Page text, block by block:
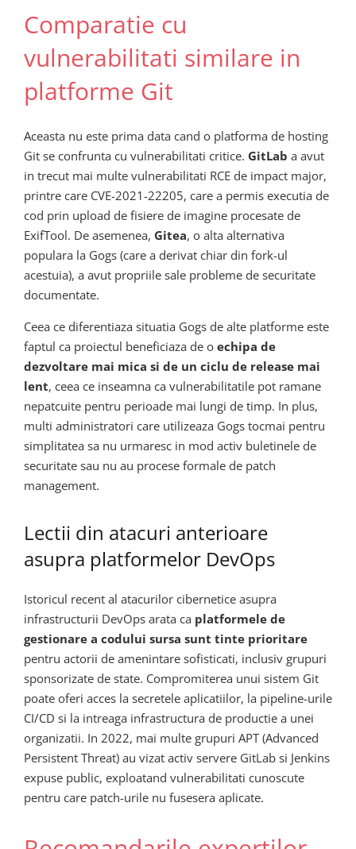
Comparatie cu
vulnerabilitati similare in
platforme Git
Aceasta nu este prima data cand o platforma de hosting
Git se confrunta cu vulnerabilitati critice. GitLab a avut
in trecut mai multe vulnerabilitati RCE de impact major,
printre care CVE-2021-22205, care a permis executia de
cod prin upload de fisiere de imagine procesate de
ExifTool. De asemenea, Gitea, o alta alternativa
populara la Gogs (care a derivat chiar din fork-ul
acestuia), a avut propriile sale probleme de securitate
documentate.
Ceea ce diferentiaza situatia Gogs de alte platforme este
faptul ca proiectul beneficiaza de o echipa de
dezvoltare mai mica si de un ciclu de release mai
lent, ceea ce inseamna ca vulnerabilitatile pot ramane
nepatcuite pentru perioade mai lungi de timp. In plus,
multi administratori care utilizeaza Gogs tocmai pentru
simplitatea sa nu urmaresc in mod activ buletinele de
securitate sau nu au procese formale de patch
management.
Lectii din atacuri anterioare
asupra platformelor DevOps
Istoricul recent al atacurilor cibernetice asupra
infrastructurii DevOps arata ca platformele de
gestionare a codului sursa sunt tinte prioritare
pentru actorii de amenintare sofisticati, inclusiv grupuri
sponsorizate de state. Compromiterea unui sistem Git
poate oferi acces la secretele aplicatiilor, la pipeline-urile
CI/CD si la intreaga infrastructura de productie a unei
organizatii. In 2022, mai multe grupuri APT (Advanced
Persistent Threat) au vizat activ servere GitLab si Jenkins
expuse public, exploatand vulnerabilitati cunoscute
pentru care patch-urile nu fusesera aplicate.